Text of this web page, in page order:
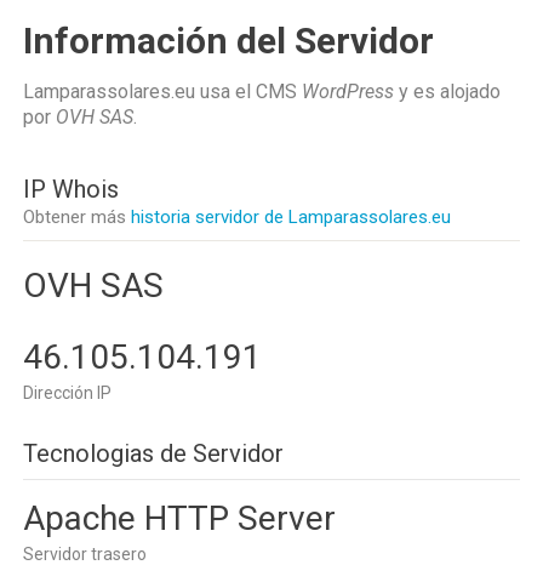
Información del Servidor
Lamparassolares.eu usa el CMS WordPress y es alojado
por OVH SAS.
IP Whois
Obtener más historia servidor de Lamparassolares.eu
OVH SAS
46.105.104.191
Dirección IP
Tecnologias de Servidor
Apache HTTP Server
Servidor trasero